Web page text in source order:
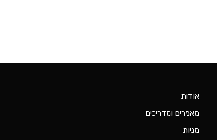
About Us
ניהול תיקים
סוכנות ביטוח פנסיונית
קרן גידור תמיר פישמן